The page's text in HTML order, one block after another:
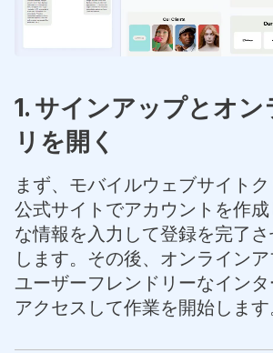
1. サインアップとオ
リを開く
まず、モバイルウェブサイト
公式サイトでアカウントを作
な情報を入力して登録を完了
します。その後、オンラインア
ユーザーフレンドリーなイン
アクセスして作業を開始します